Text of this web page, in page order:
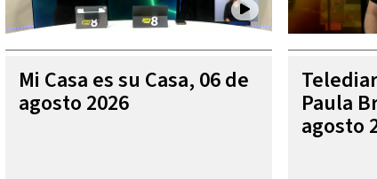
Mi Casa es su Casa, 06 de
agosto 2026 Paula
agosto